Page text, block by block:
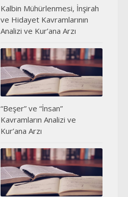
Kalbin Mühürlenmesi, İnşirah
ve Hidayet Kavramlarının
Analizi ve Kur’ana Arzı
“Beşer” ve “İnsan”
Kavramların Analizi ve
Kur’ana Arzı